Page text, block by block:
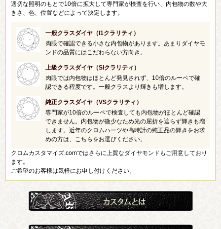
適切な照明のもとで10倍に拡大して専門家が検査を行い、内包物の数や大
きさ、色、位置などによって決定します。
一般クラスダイヤ（I1クラリティ）
肉眼で確認できる小さな内包物があります。あまりダイヤモ
ンドの品質にはこだわらない方向き。
上級クラスダイヤ（SIクラリティ）
肉眼では内包物はほとんど発見されず、10倍のルーペで確
認できる程度です。一般クラスより輝きも増します。
純正クラスダイヤ（VSクラリティ）
専門家が10倍のルーペで検査しても内包物がほとんど確認
できません。内包物が微少なため光の屈折を遮らず輝きも増
します。近年のクロムハーツや高時計の純正品の輝きをお求
めの方は、こちらをお選びください。
クロムカスタマイズ.comではさらに上質なダイヤモンドもご用意しており
ます。
ご希望のお客様は気軽にお申し付けください。